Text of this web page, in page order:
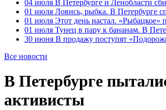
04 июля В Петербурге и Ленобласти
01 июля Ловись, рыбка. В Петербурге
01 июля Этот день настал. «Рыбацкое»
01 июля Тунец в пару к бананам. В
30 июня В продажу поступят
Все новости
В Петербурге
активисты